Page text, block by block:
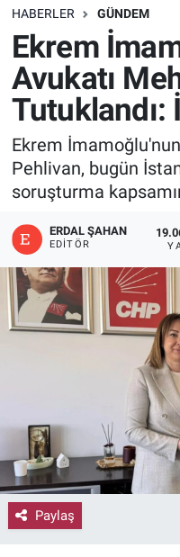
HABERLER GÜNDEM
Ekrem
Avukatı
Tutuklandı:
Ekrem
Pehlivan, bugün
soruşturma
ERDAL ŞAHAN
EDITÖR
Paylaş